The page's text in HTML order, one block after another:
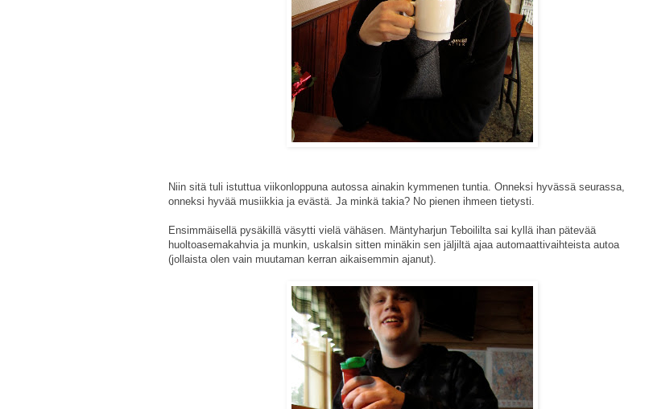
Niin sitä tuli istuttua viikonloppuna autossa ainakin kymmenen tuntia. Onneksi hyvässä seurassa,
onneksi hyvää musiikkia ja evästä. Ja minkä takia? No pienen ihmeen tietysti.
Ensimmäisellä pysäkillä väsytti vielä vähäsen. Mäntyharjun Teboililta sai kyllä ihan pätevää
huoltoasemakahvia ja munkin, uskalsin sitten minäkin sen jäljiltä ajaa automaattivaihteista autoa
(jollaista olen vain muutaman kerran aikaisemmin ajanut).